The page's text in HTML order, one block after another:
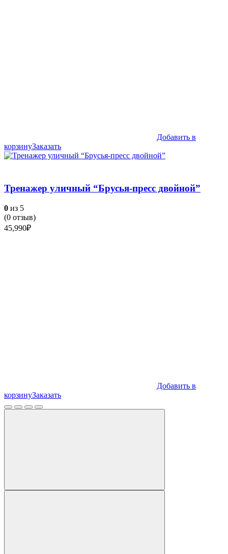
Добавить в
корзинуЗаказать
Тренажер уличный “Брусья-пресс двойной”
0 из 5
(0 отзыв)
45,990₽
Добавить в
корзинуЗаказать